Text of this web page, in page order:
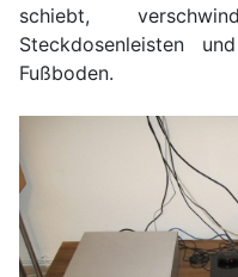
schiebt,
Steckdosenleisten
Fußboden.